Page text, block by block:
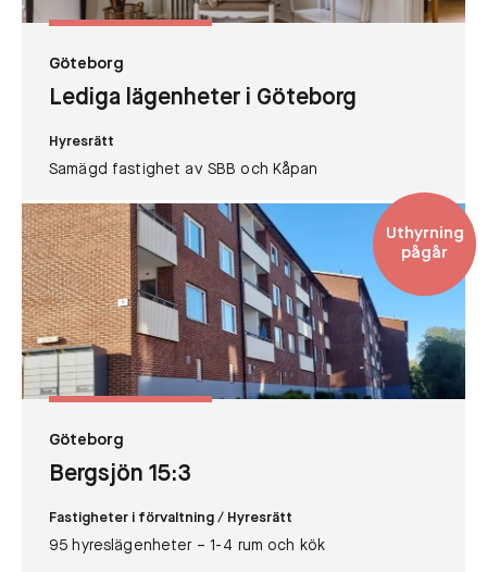
Göteborg
Lediga lägenheter i Göteborg
Hyresrätt
Samägd fastighet av SBB och Kåpan
Uthyrning
pågår
Göteborg
Bergsjön 15:3
Fastigheter i förvaltning / Hyresrätt
95 hyreslägenheter – 1-4 rum och kök